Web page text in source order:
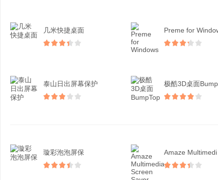
几米快捷桌面 Preme for
泰山日出屏幕保护
璇彩泡泡屏保